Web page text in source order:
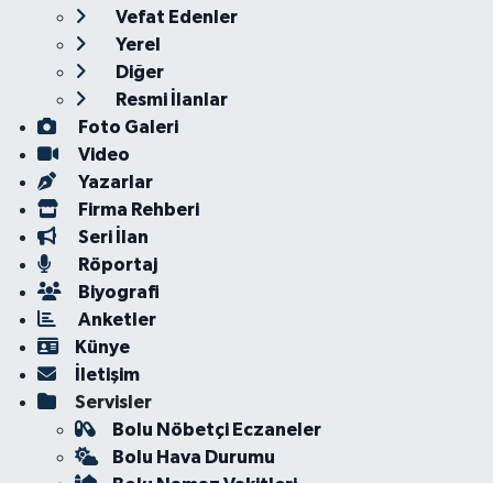
Vefat Edenler
Yerel
Diğer
Resmi İlanlar
Foto Galeri
Video
Yazarlar
Firma Rehberi
Seri İlan
Röportaj
Biyografi
Anketler
Künye
İletişim
Servisler
Bolu Nöbetçi Eczaneler
Bolu Hava Durumu